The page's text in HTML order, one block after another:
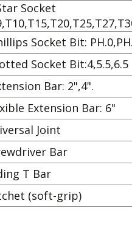
Socket
Socket Bit:
Socket Bit:4,5.5,6.5
Bar: 2",4".
Extension Bar: 6"
Joint
Bar
T Bar
(soft-grip)